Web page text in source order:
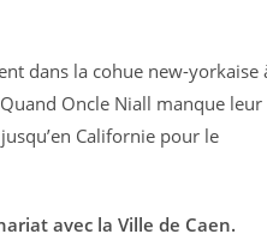
dans la cohue new-yorkaise
Oncle Niall manque leur
Californie pour le
avec la Ville de Caen.